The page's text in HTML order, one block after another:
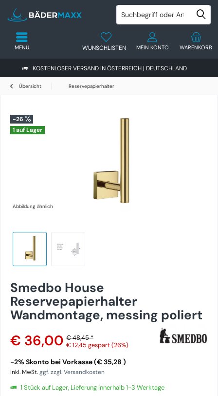
KOSTENLOSER VERSAND IN ÖSTERREICH | DEUTSCHLAND
WARENKORB
WUNSCHLISTEN MEIN KONTO
MENÜ
Übersicht Reservepapierhalter
-26
1 auf Lager
Abbildung ähnlich
Smedbo House
Reservepapierhalter
Wandmontage, messing poliert
€ 36,00 € 48,45 *
€ 12,45 gespart (26%)
-2% Skonto bei Vorkasse (€ 35,28 )
inkl. MwSt.ggf. zzgl. Versandkosten
1 Stück auf Lager, Lieferung innerhalb 1-3 Werktage